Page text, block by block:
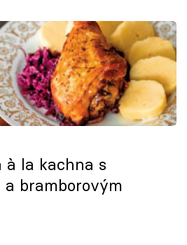
à la kachna s
bramborovým